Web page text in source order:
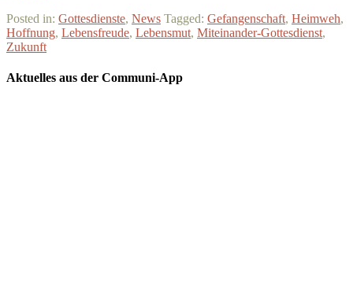
Posted in: Gottesdienste, News Tagged: Gefangenschaft, Heimweh,
Hoffnung, Lebensfreude, Lebensmut, Miteinander-Gottesdienst,
Zukunft
Aktuelles aus der Communi-App